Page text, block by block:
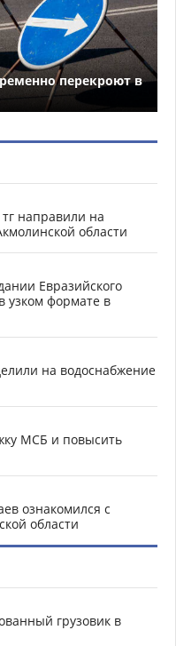
перекроют в
направили на
области
Евразийского
узком формате в
на водоснабжение
МСБ и повысить
ознакомился с
области
грузовик в